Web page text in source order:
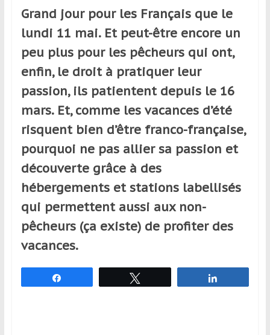
l’étranger
pour
assouvir
leur
passion,
tout
en
profitant
de
découverte
culturelle
d’un
pays
d’une
région
Grand jour pour les Français que le
lundi 11 mai. Et peut-être encore un
peu plus pour les pêcheurs qui ont,
enfin, le droit à pratiquer leur
passion, ils patientent depuis le 16
mars. Et, comme les vacances d’été
risquent bien d’être franco-française,
pourquoi ne pas allier sa passion et
découverte grâce à des
hébergements et stations labellisés
qui permettent aussi aux non-
pêcheurs (ça existe) de profiter des
vacances.